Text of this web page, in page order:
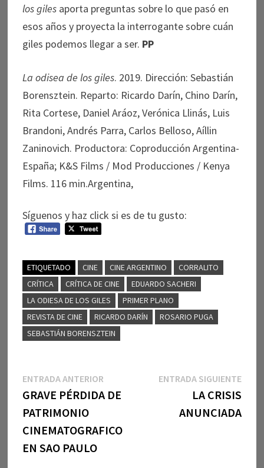
los gilesaporta preguntas sobre lo que pasó en
esos años y proyecta la interrogante sobre cuán
giles podemos llegar a ser. PP
La odisea de los giles. 2019. Dirección: Sebastián
Borensztein. Reparto: Ricardo Darín, Chino Darín,
Rita Cortese, Daniel Aráoz, Verónica Llinás, Luis
Brandoni, Andrés Parra, Carlos Belloso, Aíllin
Zaninovich. Productora: Coproducción Argentina-
España; K&S Films / Mod Producciones / Kenya
Films. 116 min.Argentina,
Síguenos y haz click si es de tu gusto:
ETIQUETADO CINE CINE ARGENTINO
CORRALITO
CRÍTICA
CRÍTICA DE CINE
EDUARDO SACHERI
LA ODIESA DE LOS GILES
PRIMER PLANO
REVISTA DE CINE
RICARDO DARÍN
ROSARIO PUGA
SEBASTIÁN BORENSZTEIN
Navegación
de
entradas
ENTRADA ANTERIOREntrada
anterior:
GRAVE PÉRDIDA DE
PATRIMONIO
CINEMATOGRAFICO
EN SAO PAULO
ENTRADA SIGUIENTE
LA CRISIS
ANUNCIADA